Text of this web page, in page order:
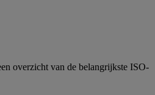
overzicht van de belangrijkste ISO-